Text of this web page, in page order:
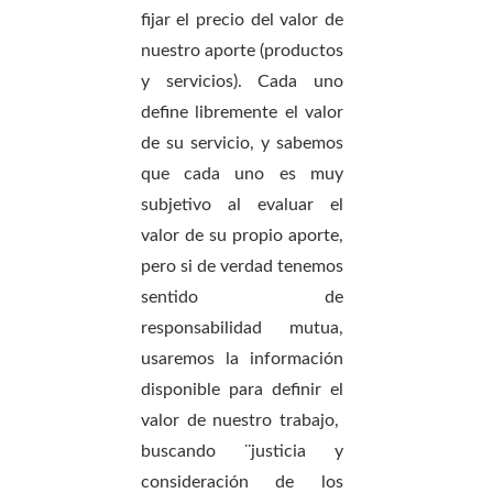
fijar el precio del valor de
nuestro aporte (productos
y servicios). Cada uno
define libremente el valor
de su servicio, y sabemos
que cada uno es muy
subjetivo al evaluar el
valor de su propio aporte,
pero si de verdad tenemos
sentido de
responsabilidad mutua,
usaremos la información
disponible para definir el
valor de nuestro trabajo,
buscando ¨justicia y
consideración de los